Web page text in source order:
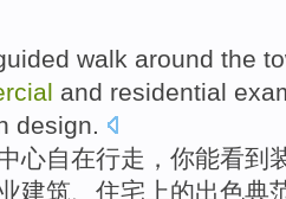
walk around the
and residential
design.
心自在行走 ， 你能看到
建筑、 住宅上的出色典